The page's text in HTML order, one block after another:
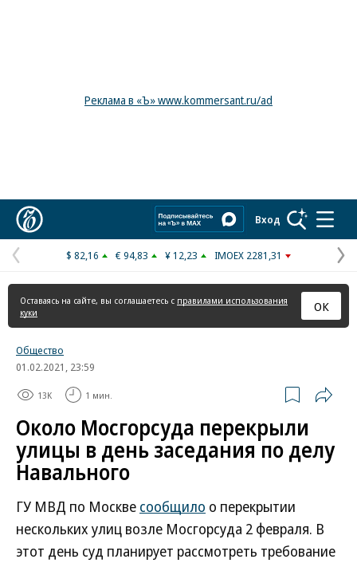
Реклама в «Ъ» www.kommersant.ru/ad
Вход
Предыдущая
страница
$ 82,16 € 94,83 ¥ 12,23 IMOEX 2281,31
Оставаясь на сайте, вы соглашаетесь с правилами использования
куки
ОК
Общество
01.02.2021, 23:59
13K 1 мин.
Около Мосгорсуда перекрыли
улицы в день заседания по делу
Навального
ГУ МВД по Москве сообщило о перекрытии
нескольких улиц возле Мосгорсуда 2 февраля. В
этот день суд планирует рассмотреть требование